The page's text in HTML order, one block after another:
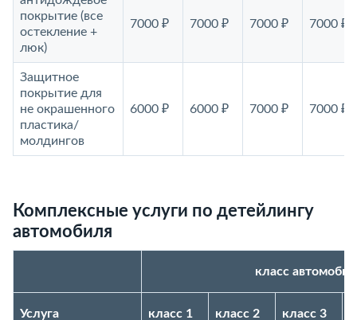
покрытие (все
остекление +
люк)
7000 ₽ 7000 ₽ 7000 ₽ 7000 ₽
Защитное
покрытие для
не окрашенного
пластика/
молдингов
6000 ₽ 6000 ₽ 7000 ₽ 7000 ₽
Комплексные услуги по детейлингу
автомобиля
класс
Услуга класс 1 класс 2 класс 3